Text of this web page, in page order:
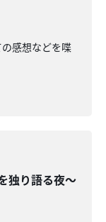
感想などを喋
独り語る夜〜